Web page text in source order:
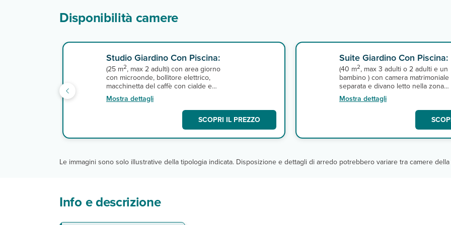
Disponibilità camere
Studio Giardino Con Piscina:
(25 m2, max 2 adulti) con area giorno
con microonde, bollitore elettrico,
macchinetta del caffè con cialde e
minifrigo, servizi privati, asciugacapelli,
smart tv, aria condizionata, cassetta di
sicurezza e giardino con amaca e
piccola piscina privata. Gli studio sono
Mostra dettagli
SCOPRI IL PREZZO
Suite Giardino Con Piscina:
(40 m2, max 3 adulti o 2 adulti e un
bambino ) con camera matrimoniale
separata e divano letto nella zona
giorno con area giorno con
bollitore elettrico, macchinetta del
con cialde e minifrigo, servizi privati,
condizionata, cassetta di sicurezza
giardino con amaca e piccola
Mostra dettagli
Le immagini sono solo illustrative della tipologia indicata. Disposizione e dettagli di arredo potrebbero variare tra camere
Info e descrizione